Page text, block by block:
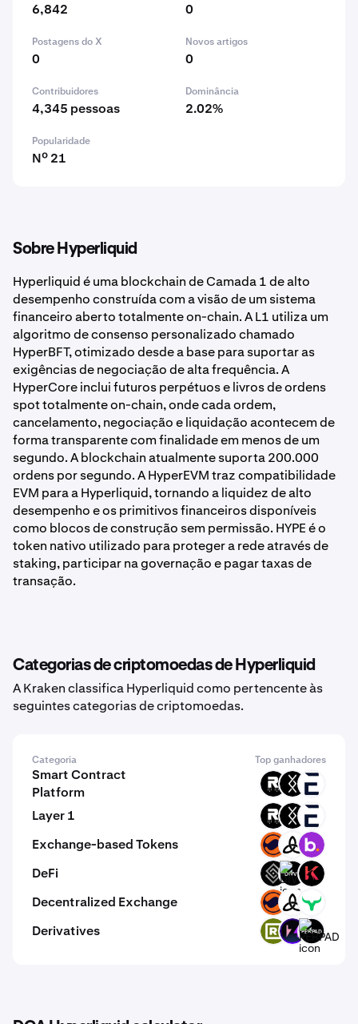
6,842 0
Postagens do X
0
Novos artigos
0
Contribuidores
4,345 pessoas
Dominância
2.02%
Popularidade
Nº 21
Sobre Hyperliquid
Hyperliquid é uma blockchain de Camada 1 de alto
desempenho construída com a visão de um sistema
financeiro aberto totalmente on-chain. A L1 utiliza um
algoritmo de consenso personalizado chamado
HyperBFT, otimizado desde a base para suportar as
exigências de negociação de alta frequência. A
HyperCore inclui futuros perpétuos e livros de ordens
spot totalmente on-chain, onde cada ordem,
cancelamento, negociação e liquidação acontecem de
forma transparente com finalidade em menos de um
segundo. A blockchain atualmente suporta 200.000
ordens por segundo. A HyperEVM traz compatibilidade
EVM para a Hyperliquid, tornando a liquidez de alto
desempenho e os primitivos financeiros disponíveis
como blocos de construção sem permissão. HYPE é o
token nativo utilizado para proteger a rede através de
staking, participar na governação e pagar taxas de
transação.
Categorias de criptomoedas de Hyperliquid
A Kraken classifica Hyperliquid como pertencente às
seguintes categorias de criptomoedas.
Categoria Top ganhadores
Smart Contract
Platform
ROOT DRC EVR
Layer 1 ROOT DRC EVR
Exchange-based Tokens MMT MDEX BNS
DeFi DECT DIVVY KAR
Decentralized Exchange MMT MDEX YAK
Derivatives RWAX ZEX PERPAD